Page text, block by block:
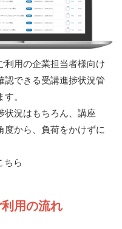
利用の企業担当者様向け
認できる受講進捗状況管
。
状況はもちろん、講座
度から、負荷をかけずに
ちら
用の流れ